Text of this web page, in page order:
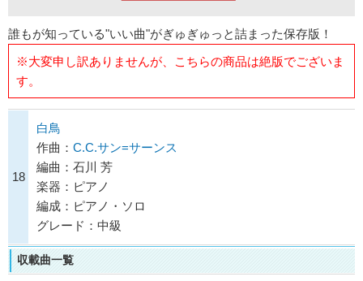
誰もが知っている"いい曲"がぎゅぎゅっと詰まった保存版！
※大変申し訳ありませんが、こちらの商品は絶版でございま
す。
18
白鳥
作曲： C.C.サン=サーンス
編曲：石川 芳
楽器：ピアノ
編成：ピアノ・ソロ
グレード：中級
収載曲一覧